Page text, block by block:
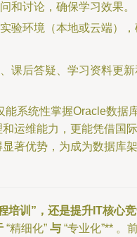
和讨论，确保学习效果。
验环境（本地或云端），
课后答疑、学习资料更新
能系统性掌握Oracle数据
运维能力，更能凭借国际
著优势，为成为数据库架
培训”，还是提升IT核心
“精细化” 与 “专业化”** 。